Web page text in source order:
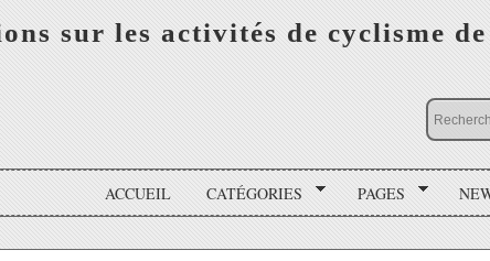
sur les activités de cyclisme
ACCUEIL CATÉGORIES PAGES